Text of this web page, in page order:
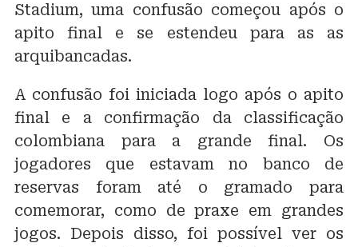
Stadium, uma confusão começou após o
apito final e se estendeu para as as
arquibancadas.
A confusão foi iniciada logo após o apito
final e a confirmação da classificação
colombiana para a grande final. Os
jogadores que estavam no banco de
reservas foram até o gramado para
comemorar, como de praxe em grandes
jogos. Depois disso, foi possível ver os